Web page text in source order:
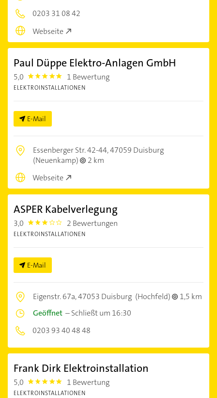
0203 31 08 42
Webseite
Paul Düppe Elektro-Anlagen GmbH
5,0 5.0 1 Bewertung
ELEKTROINSTALLATIONEN
E-Mail
Essenberger Str. 42-44,47059 Duisburg
(Neuenkamp)
2 km
Webseite
ASPER Kabelverlegung
3,0 3.0 2 Bewertungen
ELEKTROINSTALLATIONEN
E-Mail
Eigenstr. 67a,47053 Duisburg (Hochfeld)
1,5 km
Geöffnet –Schließt um 16:30
0203 93 40 48 48
Frank Dirk Elektroinstallation
5,0 5.0 1 Bewertung
ELEKTROINSTALLATIONEN